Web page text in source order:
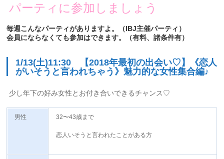
パーティに参加しましょう
毎週こんなパーティがありますよ。（IBJ主催パーティ）
会員にならなくても参加はできます。（有料、諸条件有）
1/13(土)11:30 【2018年最初の出会い♡】《恋人
がいそうと言われちゃう》魅力的な女性集合編♪
少し年下の好み女性とお付き合いできるチャンス♡
男性 32〜43歳まで
恋人いそうと言われたことがある方